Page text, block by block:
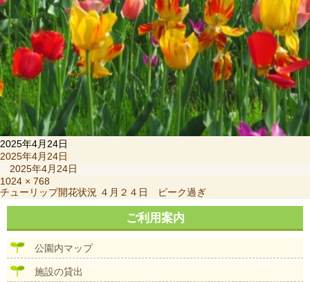
2025年4月24日
投
日:
2025年4月24日
2025年4月24日
フ
ル
サ
ズ
1024 × 768
投
稿
ビ
チューリップ開花状況 ４月２４日 ピーク過ぎ
ご利用案内
公園内マップ
施設の貸出